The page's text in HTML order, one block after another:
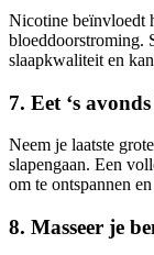
Nicotine beïnvloedt
bloeddoorstroming.
slaapkwaliteit en
7. Eet ‘s
Neem je laatste
slapengaan. Een
om te ontspannen
8. Masseer je